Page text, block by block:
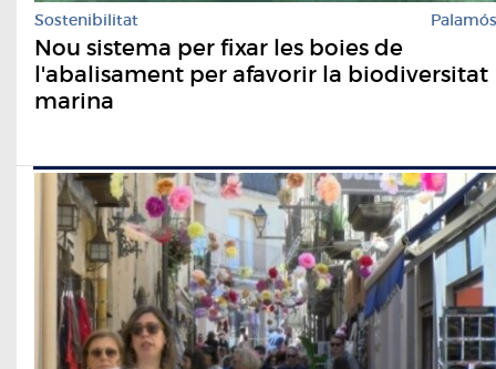
Sostenibilitat Palamós
Nou sistema per fixar les boies de
l'abalisament per afavorir la biodiversitat
marina